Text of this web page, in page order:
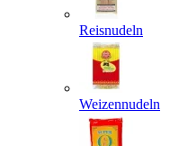
Reisnudeln
Weizennudeln